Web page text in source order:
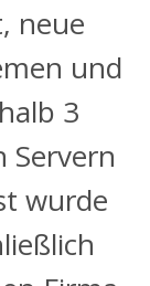
neue
und
3
Servern
wurde